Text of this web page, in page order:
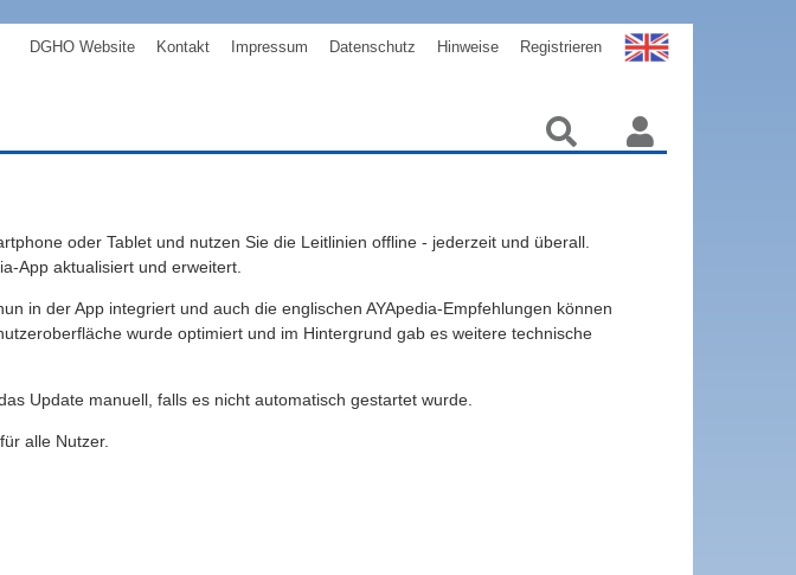
DGHO Website Kontakt Impressum Datenschutz Hinweise Registrieren
oder Tablet und nutzen Sie die Leitlinien offline - jederzeit und überall.
App aktualisiert und erweitert.
in der App integriert und auch die englischen AYApedia-Empfehlungen können
wurde optimiert und im Hintergrund gab es weitere technische
Update manuell, falls es nicht automatisch gestartet wurde.
alle Nutzer.